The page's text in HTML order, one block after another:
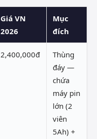
Giá VN
2026
Mục
đích
2,400,000đ
Thùng
đáy —
chứa
máy pin
lớn (2
viên
5Ah) +